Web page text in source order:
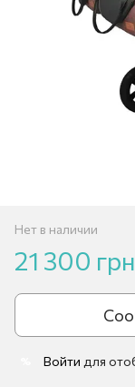
Нет в наличии
21 300 грн
Войти для